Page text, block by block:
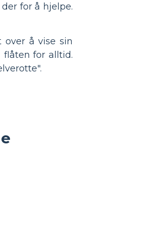
for å hjelpe.
å vise sin
for alltid.